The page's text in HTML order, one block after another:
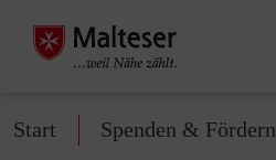
Start Spenden & Fördern